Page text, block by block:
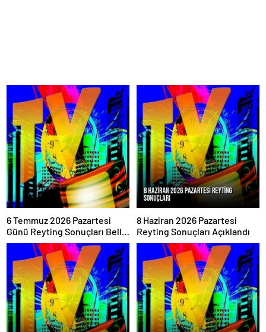
6 Temmuz 2026 Pazartesi
Günü Reyting Sonuçları Belli
Oldu
8 Haziran 2026 Pazartesi
Reyting Sonuçları Açıklandı